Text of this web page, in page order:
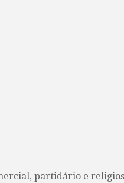
partidário e